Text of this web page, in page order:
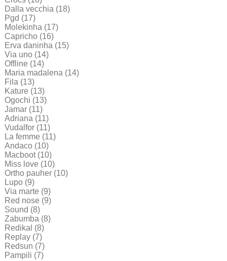
Dalla vecchia (18)
Pgd (17)
Molekinha (17)
Capricho (16)
Erva daninha (15)
Via uno (14)
Offline (14)
Maria madalena (14)
Fila (13)
Kature (13)
Ogochi (13)
Jamar (11)
Adriana (11)
Vudalfor (11)
La femme (11)
Andaco (10)
Macboot (10)
Miss love (10)
Ortho pauher (10)
Lupo (9)
Via marte (9)
Red nose (9)
Sound (8)
Zabumba (8)
Redikal (8)
Replay (7)
Redsun (7)
Pampili (7)